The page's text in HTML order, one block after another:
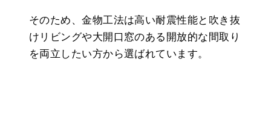
そのため、金物工法は高い耐震性能と吹き抜
けリビングや大開口窓のある開放的な間取り
を両立したい方から選ばれています。